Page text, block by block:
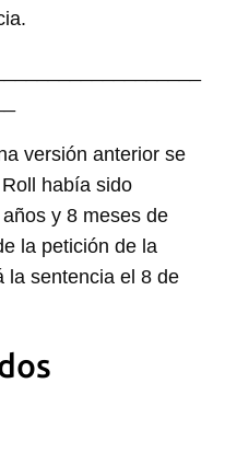
versión anterior se
había sido
y 8 meses de
la petición de la
la sentencia el 8 de